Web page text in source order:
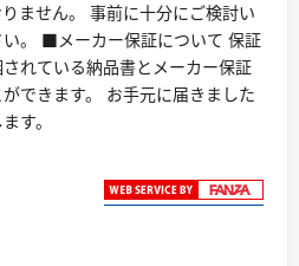
ません。 事前に十分にご検討い
。 ■メーカー保証について 保証
れている納品書とメーカー保証
できます。 お手元に届きました
す。